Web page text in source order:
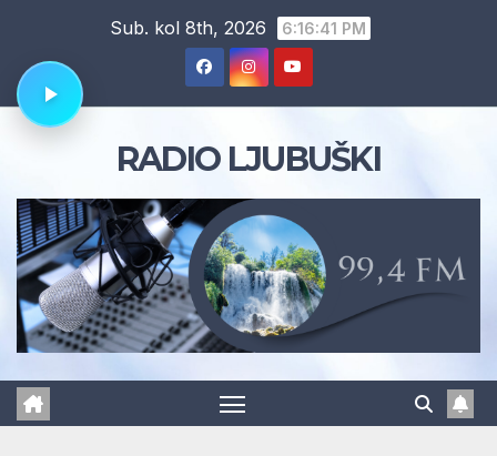
content
Sub. kol 8th, 2026 6:16:42 PM
RADIO LJUBUŠKI